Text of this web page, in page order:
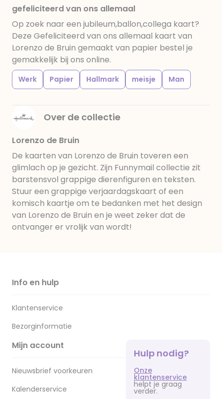
gefeliciteerd van ons allemaal
Op zoek naar een jubileum,ballon,collega kaart?
Deze Gefeliciteerd van ons allemaal kaart van
Lorenzo de Bruin gemaakt van papier bestel je
gemakkelijk bij ons online.
Werk Papier Hallmark meisje Man
Over de collectie
Lorenzo de Bruin
De kaarten van Lorenzo de Bruin toveren een
glimlach op je gezicht. Zijn Funnymail collectie zit
barstensvol grappige dierenfiguren en teksten.
Stuur een grappige verjaardagskaart of een
komisch kaartje om te bedanken met het design
van Lorenzo de Bruin en je weet zeker dat de
ontvanger er vrolijk van wordt!
Info en hulp
Klantenservice
Bezorginformatie
Mijn account
Nieuwsbrief voorkeuren
Kalenderservice
Hulp nodig?
Onze
klantenservice
helpt je graag
verder.